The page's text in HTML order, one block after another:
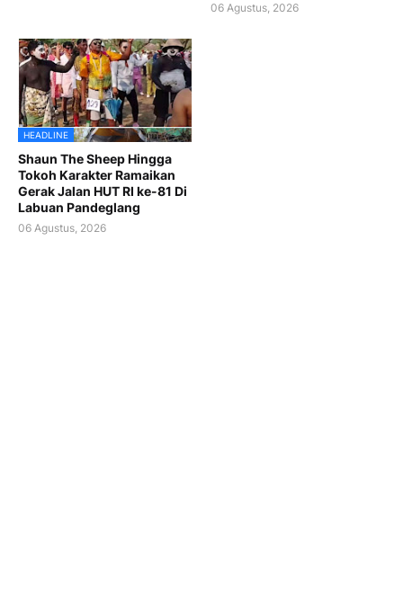
06 Agustus, 2026
HEADLINE
Shaun The Sheep Hingga
Tokoh Karakter Ramaikan
Gerak Jalan HUT RI ke-81 Di
Labuan Pandeglang
06 Agustus, 2026